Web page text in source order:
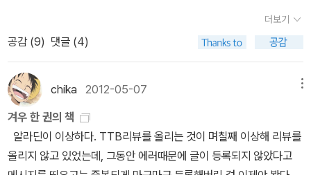
트-- 최근에 법륜스님이 쓴 에세이 세트가 나온 것 같습니다. 이 세트
는 안 읽어본 책이 있어서 기회되면 이 책도 한 번 읽어보고 싶습니다.
좋아하는 분들도 많은 것 같습니다. 아이작 아시모프의 파
운데이션 전집-- 아이작 아시모프 전권을 사는 것도 부러운데, 이 많
은 패드 세트들은 ...^^; 필립 K. 딕 전집-- 이 작가는 워낙 영
화로 많이 만들어진 원작이 많아서 그러나, 세트도 12권이나 됩니다.
저는 아직 신간으로 나온 이 시리즈의 책은 읽어보지 못해서, 언젠가
해서 보면 확연히 드러난다. 웃는 것 같기도 하고 어찌 보면 비웃는 것
같기도 하다. 그래서 사람들은 보는 관점에 따라서 천사의 우아함을
발견하는가 하면, 또 어떤 이는 악마의 미소를 경험하기도 한다. 내가
보기엔 팜므파탈의 표독스러움을 간직한 여자 같다. 이 그림의 제목
인 모나리자 ( Mona Lisa )에서 mona는 madonna의 약자인 mo
nna로, 이탈리아어로 부인을 뜻하지만 비속어'로 여성의 은밀한 부분
을 뜻하기도 한다. 풀어쓰자면 34인치 엉덩이를 씰룩거리는 암캐 혹
은 푸시캣 리사 정도가 되지 않을까 ? 성녀'라고 하기에는 제목의 어
더보기
공감 (9) 댓글 (4)
chika 2012-05-07
겨우 한 권의 책
알라딘이 이상하다. TTB리뷰를 올리는 것이 며칠째 이상해 리뷰를
올리지 않고 있었는데, 그동안 에러때문에 글이 등록되지 않았다고